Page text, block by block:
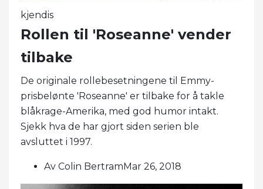
kjendis
Rollen til 'Roseanne' vender
tilbake
De originale rollebesetningene til Emmy-
prisbelønte 'Roseanne' er tilbake for å takle
blåkrage-Amerika, med god humor intakt.
Sjekk hva de har gjort siden serien ble
avsluttet i 1997.
Av Colin BertramMar 26, 2018